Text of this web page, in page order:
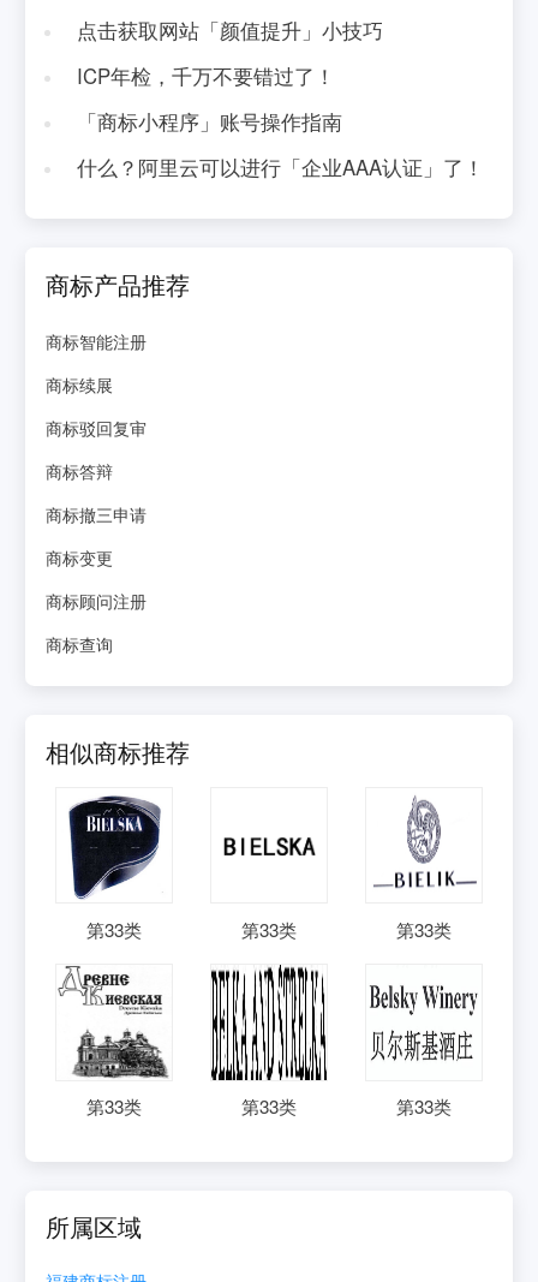
点击获取网站「颜值提升」小技巧
ICP年检，千万不要错过了！
「商标小程序」账号操作指南
什么？阿里云可以进行「企业AAA认证」了！
商标产品推荐
商标智能注册
商标续展
商标驳回复审
商标答辩
商标撤三申请
商标变更
商标顾问注册
商标查询
相似商标推荐
第33类 第33类 第33类
第33类 第33类 第33类
所属区域